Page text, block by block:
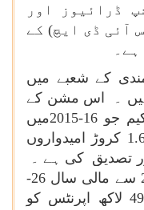
ڈرائیوز اور
آئی ڈی ایچ) کے
کے شعبے میں
ہیں ۔ اس مشن کے
تحت پی ایم کے وی وائی اسکیم جو 16-2015میں
متعارف کرائی گئی تھی ، نے 1.64 کروڑ امیدواروں
تربیت اور تصدیق کی ہے ۔
این اے پی ایس کے تحت17-2016 سے مالی سال 26-
2025 (31 اکتوبر 2025 تک) 49.12 لاکھ اپرنٹس کو